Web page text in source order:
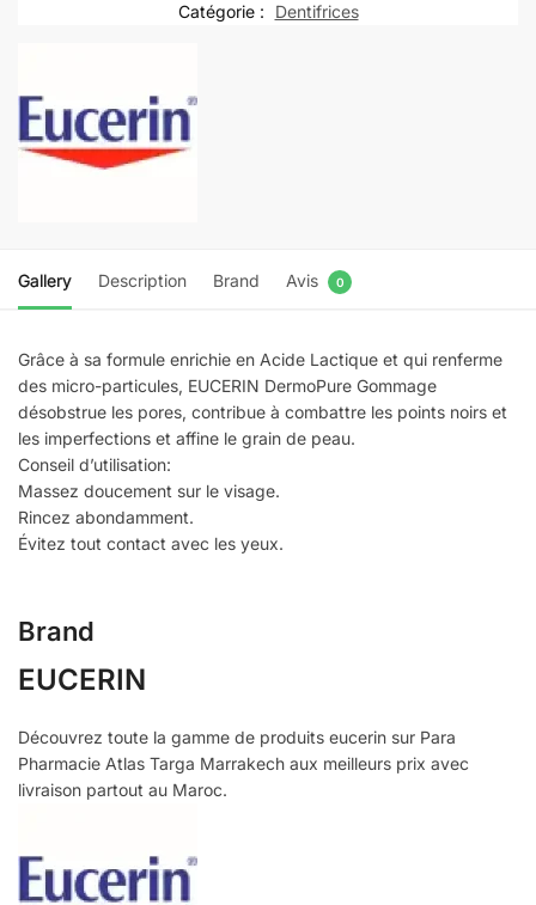
Catégorie :
Dentifrices
Gallery Description Brand Avis 0
Grâce à sa formule enrichie en Acide Lactique et qui renferme
des micro-particules, EUCERIN DermoPure Gommage
désobstrue les pores, contribue à combattre les points noirs et
les imperfections et affine le grain de peau.
Conseil d’utilisation:
Massez doucement sur le visage.
Rincez abondamment.
Évitez tout contact avec les yeux.
Brand
EUCERIN
Découvrez toute la gamme de produits eucerin sur Para
Pharmacie Atlas Targa Marrakech aux meilleurs prix avec
livraison partout au Maroc.